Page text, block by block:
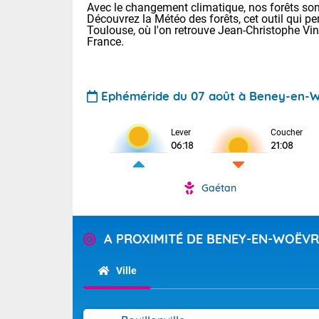
Pour la
Tendance
Avec le changement climatique, nos forêts
Découvrez la Météo des forêts, cet outil qui
Toulouse, où l'on retrouve Jean-Christophe
France.
Ephéméride du 07 août à Beney-en-
Lever
06:18
Coucher
21:08
Gaétan
A PROXIMITÉ DE BENEY-EN-
Ville
Voici les
22/14 Paris :
Clermont-
Lille : 25/15
Demain
Très